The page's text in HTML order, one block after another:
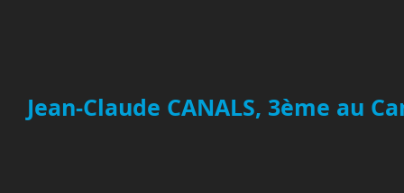
Jean-Claude CANALS, 3ème au